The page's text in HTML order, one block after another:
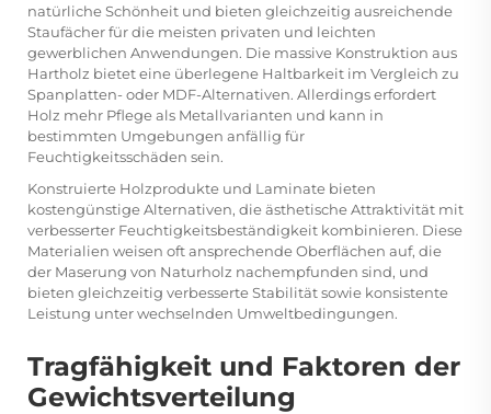
natürliche Schönheit und bieten gleichzeitig ausreichende
Staufächer für die meisten privaten und leichten
gewerblichen Anwendungen. Die massive Konstruktion aus
Hartholz bietet eine überlegene Haltbarkeit im Vergleich zu
Spanplatten- oder MDF-Alternativen. Allerdings erfordert
Holz mehr Pflege als Metallvarianten und kann in
bestimmten Umgebungen anfällig für
Feuchtigkeitsschäden sein.
Konstruierte Holzprodukte und Laminate bieten
kostengünstige Alternativen, die ästhetische Attraktivität mit
verbesserter Feuchtigkeitsbeständigkeit kombinieren. Diese
Materialien weisen oft ansprechende Oberflächen auf, die
der Maserung von Naturholz nachempfunden sind, und
bieten gleichzeitig verbesserte Stabilität sowie konsistente
Leistung unter wechselnden Umweltbedingungen.
Tragfähigkeit und Faktoren der
Gewichtsverteilung